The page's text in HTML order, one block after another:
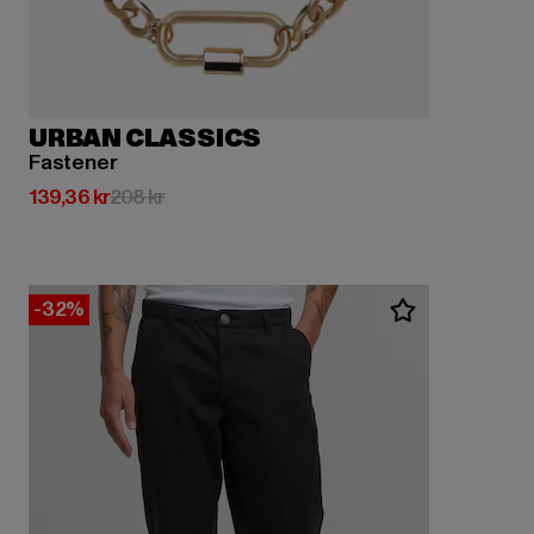
URBAN CLASSICS
Fastener
139,36 kr
Nuvarande pris: 139,36 kr
208 krKampanjpris: 208 kr
-32%